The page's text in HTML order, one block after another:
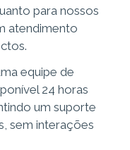
para nossos
atendimento
equipe de
24 horas
um suporte
sem interações